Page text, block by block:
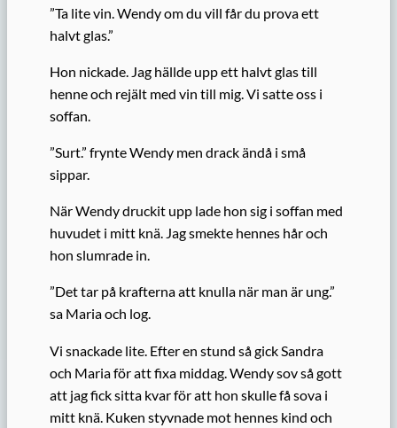
”Ta lite vin. Wendy om du vill får du prova ett
halvt glas.”
Hon nickade. Jag hällde upp ett halvt glas till
henne och rejält med vin till mig. Vi satte oss i
soffan.
”Surt.” frynte Wendy men drack ändå i små
sippar.
När Wendy druckit upp lade hon sig i soffan med
huvudet i mitt knä. Jag smekte hennes hår och
hon slumrade in.
”Det tar på krafterna att knulla när man är ung.”
sa Maria och log.
Vi snackade lite. Efter en stund så gick Sandra
och Maria för att fixa middag. Wendy sov så gott
att jag fick sitta kvar för att hon skulle få sova i
mitt knä. Kuken styvnade mot hennes kind och